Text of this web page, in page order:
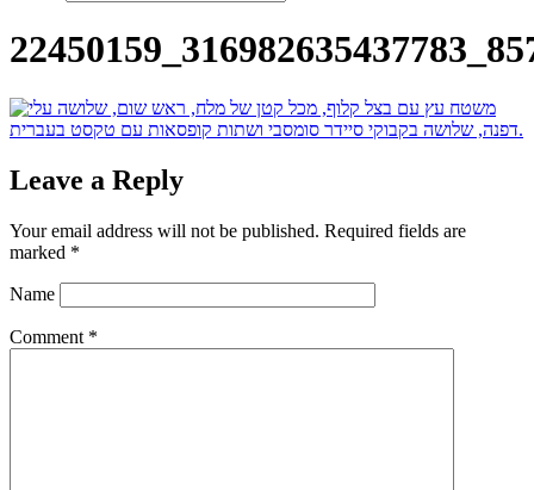
Leave a Reply
Your email address will not be published. Required fields are
marked *
Name
Comment *